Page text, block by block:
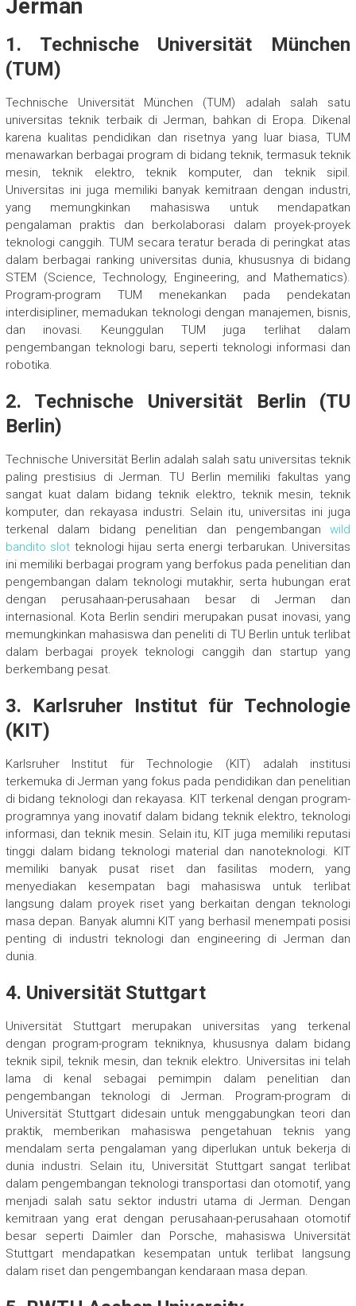
Jerman
1. Technische Universität München
(TUM)
Technische Universität München (TUM) adalah salah satu
universitas teknik terbaik di Jerman, bahkan di Eropa. Dikenal
karena kualitas pendidikan dan risetnya yang luar biasa, TUM
menawarkan berbagai program di bidang teknik, termasuk teknik
mesin, teknik elektro, teknik komputer, dan teknik sipil.
Universitas ini juga memiliki banyak kemitraan dengan industri,
yang memungkinkan mahasiswa untuk mendapatkan
pengalaman praktis dan berkolaborasi dalam proyek-proyek
teknologi canggih. TUM secara teratur berada di peringkat atas
dalam berbagai ranking universitas dunia, khususnya di bidang
STEM (Science, Technology, Engineering, and Mathematics).
Program-program TUM menekankan pada pendekatan
interdisipliner, memadukan teknologi dengan manajemen, bisnis,
dan inovasi. Keunggulan TUM juga terlihat dalam
pengembangan teknologi baru, seperti teknologi informasi dan
robotika.
2. Technische Universität Berlin (TU
Berlin)
Technische Universität Berlin adalah salah satu universitas teknik
paling prestisius di Jerman. TU Berlin memiliki fakultas yang
sangat kuat dalam bidang teknik elektro, teknik mesin, teknik
komputer, dan rekayasa industri. Selain itu, universitas ini juga
terkenal dalam bidang penelitian dan pengembanganwild
bandito slot teknologi hijau serta energi terbarukan. Universitas
ini memiliki berbagai program yang berfokus pada penelitian dan
pengembangan dalam teknologi mutakhir, serta hubungan erat
dengan perusahaan-perusahaan besar di Jerman dan
internasional. Kota Berlin sendiri merupakan pusat inovasi, yang
memungkinkan mahasiswa dan peneliti di TU Berlin untuk terlibat
dalam berbagai proyek teknologi canggih dan startup yang
berkembang pesat.
3. Karlsruher Institut für Technologie
(KIT)
Karlsruher Institut für Technologie (KIT) adalah institusi
terkemuka di Jerman yang fokus pada pendidikan dan penelitian
di bidang teknologi dan rekayasa. KIT terkenal dengan program-
programnya yang inovatif dalam bidang teknik elektro, teknologi
informasi, dan teknik mesin. Selain itu, KIT juga memiliki reputasi
tinggi dalam bidang teknologi material dan nanoteknologi. KIT
memiliki banyak pusat riset dan fasilitas modern, yang
menyediakan kesempatan bagi mahasiswa untuk terlibat
langsung dalam proyek riset yang berkaitan dengan teknologi
masa depan. Banyak alumni KIT yang berhasil menempati posisi
penting di industri teknologi dan engineering di Jerman dan
dunia.
4. Universität Stuttgart
Universität Stuttgart merupakan universitas yang terkenal
dengan program-program tekniknya, khususnya dalam bidang
teknik sipil, teknik mesin, dan teknik elektro. Universitas ini telah
lama di kenal sebagai pemimpin dalam penelitian dan
pengembangan teknologi di Jerman. Program-program di
Universität Stuttgart didesain untuk menggabungkan teori dan
praktik, memberikan mahasiswa pengetahuan teknis yang
mendalam serta pengalaman yang diperlukan untuk bekerja di
dunia industri. Selain itu, Universität Stuttgart sangat terlibat
dalam pengembangan teknologi transportasi dan otomotif, yang
menjadi salah satu sektor industri utama di Jerman. Dengan
kemitraan yang erat dengan perusahaan-perusahaan otomotif
besar seperti Daimler dan Porsche, mahasiswa Universität
Stuttgart mendapatkan kesempatan untuk terlibat langsung
dalam riset dan pengembangan kendaraan masa depan.